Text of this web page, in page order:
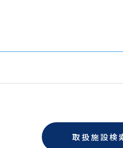
取扱施設検